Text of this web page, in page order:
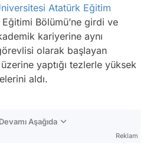
Atatürk Eğitim
Bölümü’ne girdi ve
kariyerine aynı
olarak başlayan
yaptığı tezlerle yüksek
aldı.
Aşağıda
Reklam